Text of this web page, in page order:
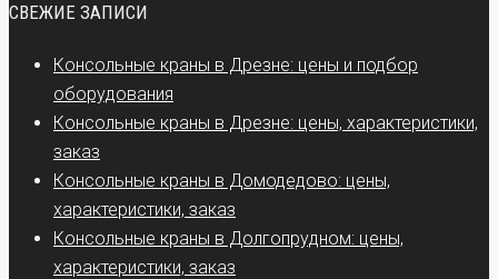
СВЕЖИЕ ЗАПИСИ
Консольные краны в Дрезне: цены и подбор
оборудования
Консольные краны в Дрезне: цены, характеристики,
заказ
Консольные краны в Домодедово: цены,
характеристики, заказ
Консольные краны в Долгопрудном: цены,
характеристики, заказ